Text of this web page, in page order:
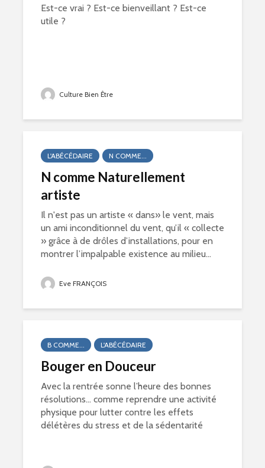
Est-ce vrai ? Est-ce bienveillant ? Est-ce
utile ?
Culture Bien Être
L'ABÉCÉDAIRE N COMME...
N comme Naturellement
artiste
Il n'est pas un artiste « dans» le vent, mais
un ami inconditionnel du vent, qu’il « collecte
» grâce à de drôles d’installations, pour en
montrer l’impalpable existence au milieu...
Eve FRANÇOIS
B COMME... L'ABÉCÉDAIRE
Bouger en Douceur
Avec la rentrée sonne l’heure des bonnes
résolutions… comme reprendre une activité
physique pour lutter contre les effets
délétères du stress et de la sédentarité